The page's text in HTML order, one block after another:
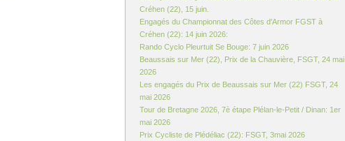
Créhen (22), 15 juin.
Engagés du Championnat des Côtes d'Armor FGST à
Créhen (22): 14 juin 2026:
Rando Cyclo Pleurtuit Se Bouge: 7 juin 2026
Beaussais sur Mer (22), Prix de la Chauvière, FSGT, 24 mai
2026
Les engagés du Prix de Beaussais sur Mer (22) FSGT, 24
mai 2026
Tour de Bretagne 2026, 7è étape Plélan-le-Petit / Dinan: 1er
mai 2026
Prix Cycliste de Plédéliac (22): FSGT, 3mai 2026